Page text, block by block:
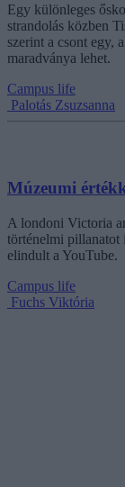
Egy különleges
strandolás közben
szerint a csont egy,
maradványa lehet.
Campus life
Palotás Zsuzsanna
Múzeumi
A londoni Victoria
történelmi pillanatot
elindult a YouTube.
Campus life
Fuchs Viktória